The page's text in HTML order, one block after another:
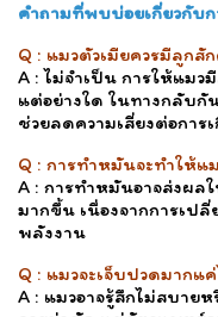
คำถามที่พบบ่อยเกี่ยวกับ
Q : แมวตัวเมียควรมีลูกสั
A : ไม่จำเป็น การให้แม
แต่อย่างใด ในทางกลับกั
ช่วยลดความเสี่ยงต่อการ
Q : การทำหมันจะทำให้แ
A : การทำหมันอาจส่งผล
มากขึ้น เนื่องจากการเป
พลังงาน
Q : แมวจะเจ็บปวดมาก
A : แมวอาจรู้สึกไม่สบาย